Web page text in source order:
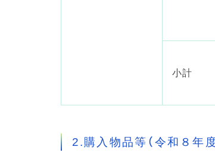
小計
2.購入物品等（令和８年